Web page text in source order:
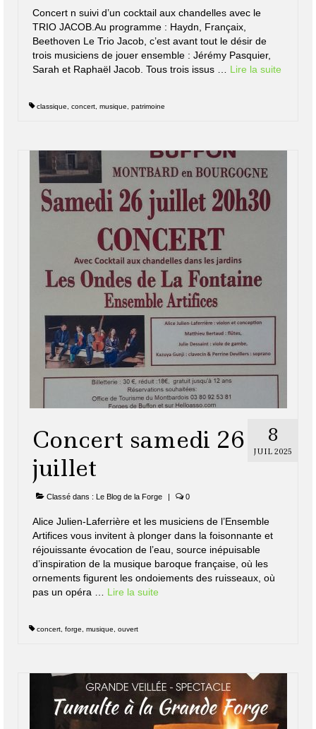
Concert n suivi d’un cocktail aux chandelles avec le
TRIO JACOB.Au programme : Haydn, Françaix,
Beethoven Le Trio Jacob, c’est avant tout le désir de
trois musiciens de jouer ensemble : Jérémy Pasquier,
Sarah et Raphaël Jacob. Tous trois issus … Lire la suite­­
classique concert musique patrimoine
8
JUIL 2025
Concert samedi 26
juillet
Classé dans : Le Blog de la Forge | 0
Alice Julien-Laferrière et les musiciens de l’Ensemble
Artifices vous invitent à plonger dans la foisonnante et
réjouissante évocation de l’eau, source inépuisable
d’inspiration de la musique baroque française, où les
ornements figurent les ondoiements des ruisseaux, où
pas un opéra … Lire la suite­­
concert forge musique ouvert